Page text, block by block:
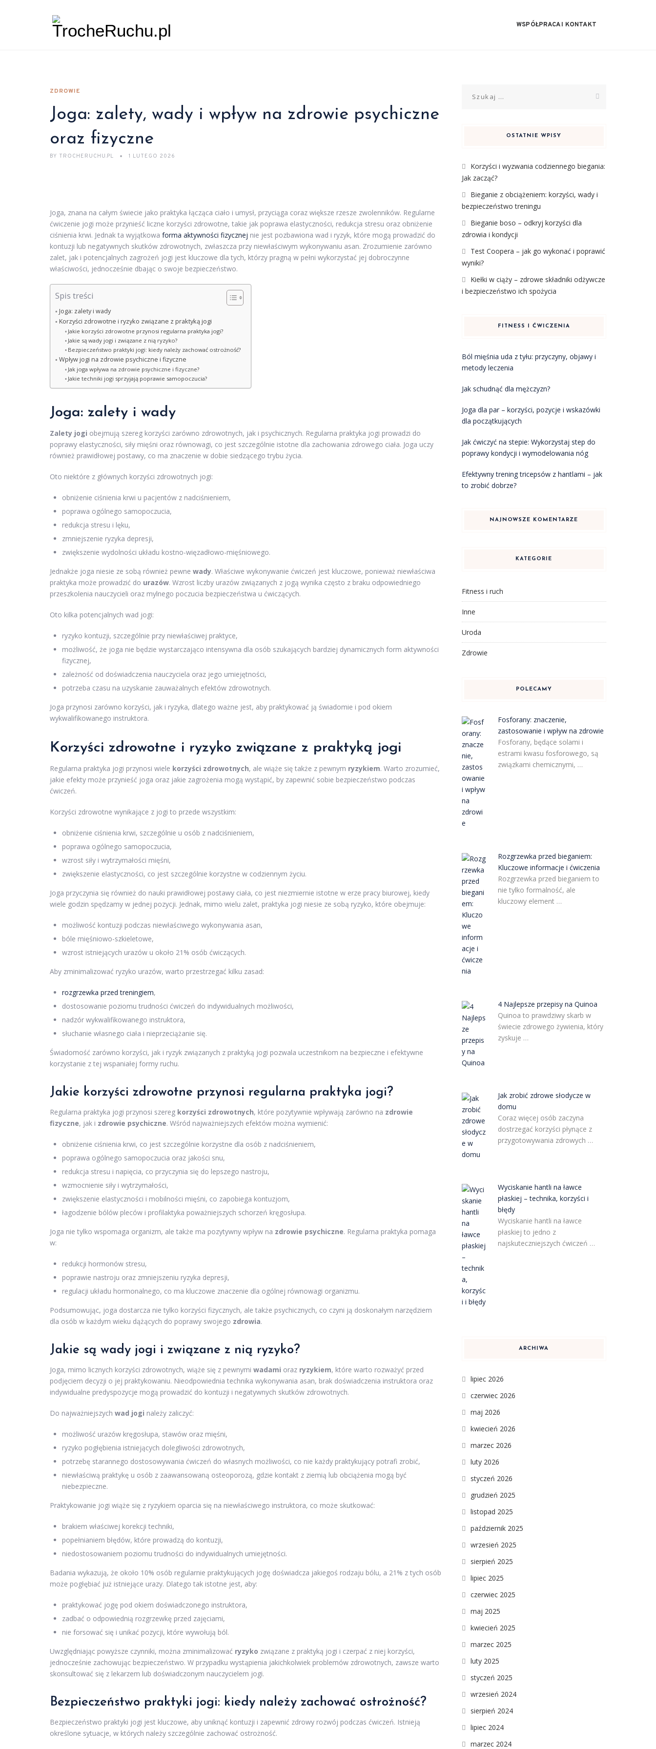
WSPÓŁPRACA I KONTAKT
ZDROWIE
Joga: zalety, wady i wpływ na zdrowie psychiczne
oraz fizyczne
BY TROCHERUCHU.PL 1 LUTEGO 2026
Joga, znana na całym świecie jako praktyka łącząca ciało i umysł, przyciąga coraz większe rzesze zwolenników. Regularne
ćwiczenie jogi może przynieść liczne korzyści zdrowotne, takie jak poprawa elastyczności, redukcja stresu oraz obniżenie
ciśnienia krwi. Jednak ta wyjątkowa forma aktywności fizycznej nie jest pozbawiona wad i ryzyk, które mogą prowadzić do
kontuzji lub negatywnych skutków zdrowotnych, zwłaszcza przy niewłaściwym wykonywaniu asan. Zrozumienie zarówno
zalet, jak i potencjalnych zagrożeń jogi jest kluczowe dla tych, którzy pragną w pełni wykorzystać jej dobroczynne
właściwości, jednocześnie dbając o swoje bezpieczeństwo.
Spis treści
Joga: zalety i wady
Korzyści zdrowotne i ryzyko związane z praktyką jogi
Jakie korzyści zdrowotne przynosi regularna praktyka jogi?
Jakie są wady jogi i związane z nią ryzyko?
Bezpieczeństwo praktyki jogi: kiedy należy zachować ostrożność?
Wpływ jogi na zdrowie psychiczne i fizyczne
Jak joga wpływa na zdrowie psychiczne i fizyczne?
Jakie techniki jogi sprzyjają poprawie samopoczucia?
Joga: zalety i wady
Zalety jogi obejmują szereg korzyści zarówno zdrowotnych, jak i psychicznych. Regularna praktyka jogi prowadzi do
poprawy elastyczności, siły mięśni oraz równowagi, co jest szczególnie istotne dla zachowania zdrowego ciała. Joga uczy
również prawidłowej postawy, co ma znaczenie w dobie siedzącego trybu życia.
Oto niektóre z głównych korzyści zdrowotnych jogi:
obniżenie ciśnienia krwi u pacjentów z nadciśnieniem,
poprawa ogólnego samopoczucia,
redukcja stresu i lęku,
zmniejszenie ryzyka depresji,
zwiększenie wydolności układu kostno-więzadłowo-mięśniowego.
Jednakże joga niesie ze sobą również pewne wady. Właściwe wykonywanie ćwiczeń jest kluczowe, ponieważ niewłaściwa
praktyka może prowadzić do urazów. Wzrost liczby urazów związanych z jogą wynika często z braku odpowiedniego
przeszkolenia nauczycieli oraz mylnego poczucia bezpieczeństwa u ćwiczących.
Oto kilka potencjalnych wad jogi:
ryzyko kontuzji, szczególnie przy niewłaściwej praktyce,
możliwość, że joga nie będzie wystarczająco intensywna dla osób szukających bardziej dynamicznych form aktywności
fizycznej,
zależność od doświadczenia nauczyciela oraz jego umiejętności,
potrzeba czasu na uzyskanie zauważalnych efektów zdrowotnych.
Joga przynosi zarówno korzyści, jak i ryzyka, dlatego ważne jest, aby praktykować ją świadomie i pod okiem
wykwalifikowanego instruktora.
Korzyści zdrowotne i ryzyko związane z praktyką jogi
Regularna praktyka jogi przynosi wiele korzyści zdrowotnych, ale wiąże się także z pewnym ryzykiem. Warto zrozumieć,
jakie efekty może przynieść joga oraz jakie zagrożenia mogą wystąpić, by zapewnić sobie bezpieczeństwo podczas
ćwiczeń.
Korzyści zdrowotne wynikające z jogi to przede wszystkim:
obniżenie ciśnienia krwi, szczególnie u osób z nadciśnieniem,
poprawa ogólnego samopoczucia,
wzrost siły i wytrzymałości mięśni,
zwiększenie elastyczności, co jest szczególnie korzystne w codziennym życiu.
Joga przyczynia się również do nauki prawidłowej postawy ciała, co jest niezmiernie istotne w erze pracy biurowej, kiedy
wiele godzin spędzamy w jednej pozycji. Jednak, mimo wielu zalet, praktyka jogi niesie ze sobą ryzyko, które obejmuje:
możliwość kontuzji podczas niewłaściwego wykonywania asan,
bóle mięśniowo-szkieletowe,
wzrost istniejących urazów u około 21% osób ćwiczących.
Aby zminimalizować ryzyko urazów, warto przestrzegać kilku zasad:
rozgrzewka przed treningiem,
dostosowanie poziomu trudności ćwiczeń do indywidualnych możliwości,
nadzór wykwalifikowanego instruktora,
słuchanie własnego ciała i nieprzeciążanie się.
Świadomość zarówno korzyści, jak i ryzyk związanych z praktyką jogi pozwala uczestnikom na bezpieczne i efektywne
korzystanie z tej wspaniałej formy ruchu.
Jakie korzyści zdrowotne przynosi regularna praktyka jogi?
Regularna praktyka jogi przynosi szereg korzyści zdrowotnych, które pozytywnie wpływają zarówno na zdrowie
fizyczne, jak i zdrowie psychiczne. Wśród najważniejszych efektów można wymienić:
obniżenie ciśnienia krwi, co jest szczególnie korzystne dla osób z nadciśnieniem,
poprawa ogólnego samopoczucia oraz jakości snu,
redukcja stresu i napięcia, co przyczynia się do lepszego nastroju,
wzmocnienie siły i wytrzymałości,
zwiększenie elastyczności i mobilności mięśni, co zapobiega kontuzjom,
łagodzenie bólów pleców i profilaktyka poważniejszych schorzeń kręgosłupa.
Joga nie tylko wspomaga organizm, ale także ma pozytywny wpływ na zdrowie psychiczne. Regularna praktyka pomaga
w:
redukcji hormonów stresu,
poprawie nastroju oraz zmniejszeniu ryzyka depresji,
regulacji układu hormonalnego, co ma kluczowe znaczenie dla ogólnej równowagi organizmu.
Podsumowując, joga dostarcza nie tylko korzyści fizycznych, ale także psychicznych, co czyni ją doskonałym narzędziem
dla osób w każdym wieku dążących do poprawy swojego zdrowia.
Jakie są wady jogi i związane z nią ryzyko?
Joga, mimo licznych korzyści zdrowotnych, wiąże się z pewnymi wadami oraz ryzykiem, które warto rozważyć przed
podjęciem decyzji o jej praktykowaniu. Nieodpowiednia technika wykonywania asan, brak doświadczenia instruktora oraz
indywidualne predyspozycje mogą prowadzić do kontuzji i negatywnych skutków zdrowotnych.
Do najważniejszych wad jogi należy zaliczyć:
możliwość urazów kręgosłupa, stawów oraz mięśni,
ryzyko pogłębienia istniejących dolegliwości zdrowotnych,
potrzebę starannego dostosowywania ćwiczeń do własnych możliwości, co nie każdy praktykujący potrafi zrobić,
niewłaściwą praktykę u osób z zaawansowaną osteoporozą, gdzie kontakt z ziemią lub obciążenia mogą być
niebezpieczne.
Praktykowanie jogi wiąże się z ryzykiem oparcia się na niewłaściwego instruktora, co może skutkować:
brakiem właściwej korekcji techniki,
popełnianiem błędów, które prowadzą do kontuzji,
niedostosowaniem poziomu trudności do indywidualnych umiejętności.
Badania wykazują, że około 10% osób regularnie praktykujących jogę doświadcza jakiegoś rodzaju bólu, a 21% z tych osób
może pogłębiać już istniejące urazy. Dlatego tak istotne jest, aby:
praktykować jogę pod okiem doświadczonego instruktora,
zadbać o odpowiednią rozgrzewkę przed zajęciami,
nie forsować się i unikać pozycji, które wywołują ból.
Uwzględniając powyższe czynniki, można zminimalizować ryzyko związane z praktyką jogi i czerpać z niej korzyści,
jednocześnie zachowując bezpieczeństwo. W przypadku wystąpienia jakichkolwiek problemów zdrowotnych, zawsze warto
skonsultować się z lekarzem lub doświadczonym nauczycielem jogi.
Bezpieczeństwo praktyki jogi: kiedy należy zachować ostrożność?
Bezpieczeństwo praktyki jogi jest kluczowe, aby uniknąć kontuzji i zapewnić zdrowy rozwój podczas ćwiczeń. Istnieją
określone sytuacje, w których należy szczególnie zachować ostrożność.
OSTATNIE WPISY
Korzyści i wyzwania codziennego biegania:
Jak zacząć?
Bieganie z obciążeniem: korzyści, wady i
bezpieczeństwo treningu
Bieganie boso – odkryj korzyści dla
zdrowia i kondycji
Test Coopera – jak go wykonać i poprawić
wyniki?
Kiełki w ciąży – zdrowe składniki odżywcze
i bezpieczeństwo ich spożycia
FITNESS I ĆWICZENIA
Ból mięśnia uda z tyłu: przyczyny, objawy i
metody leczenia
Jak schudnąć dla mężczyzn?
Joga dla par – korzyści, pozycje i wskazówki
dla początkujących
Jak ćwiczyć na stepie: Wykorzystaj step do
poprawy kondycji i wymodelowania nóg
Efektywny trening tricepsów z hantlami – jak
to zrobić dobrze?
NAJNOWSZE KOMENTARZE
KATEGORIE
Fitness i ruch
Inne
Uroda
Zdrowie
POLECAMY
Fosforany: znaczenie,
zastosowanie i wpływ na zdrowie
Fosforany, będące solami i
estrami kwasu fosforowego, są
związkami chemicznymi, …
Rozgrzewka przed bieganiem:
Kluczowe informacje i ćwiczenia
Rozgrzewka przed bieganiem to
nie tylko formalność, ale
kluczowy element …
4 Najlepsze przepisy na Quinoa
Quinoa to prawdziwy skarb w
świecie zdrowego żywienia, który
zyskuje …
Jak zrobić zdrowe słodycze w
domu
Coraz więcej osób zaczyna
dostrzegać korzyści płynące z
przygotowywania zdrowych …
Wyciskanie hantli na ławce
płaskiej – technika, korzyści i
błędy
Wyciskanie hantli na ławce
płaskiej to jedno z
najskuteczniejszych ćwiczeń …
ARCHIWA
lipiec 2026
czerwiec 2026
maj 2026
kwiecień 2026
marzec 2026
luty 2026
styczeń 2026
grudzień 2025
listopad 2025
październik 2025
wrzesień 2025
sierpień 2025
lipiec 2025
czerwiec 2025
maj 2025
kwiecień 2025
marzec 2025
luty 2025
styczeń 2025
wrzesień 2024
sierpień 2024
lipiec 2024
marzec 2024